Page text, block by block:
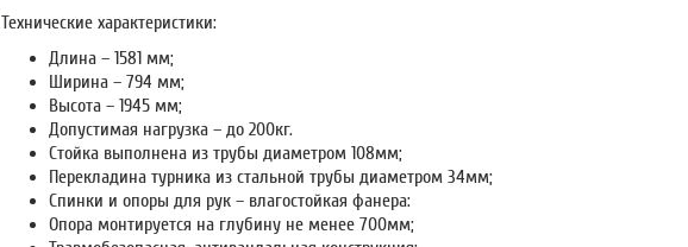
Технические характеристики:
Длина – 1581 мм;
Ширина – 794 мм;
Высота – 1945 мм;
Допустимая нагрузка – до 200кг.
Стойка выполнена из трубы диаметром 108мм;
Перекладина турника из стальной трубы диаметром 34мм;
Спинки и опоры для рук – влагостойкая фанера:
Опора монтируется на глубину не менее 700мм;